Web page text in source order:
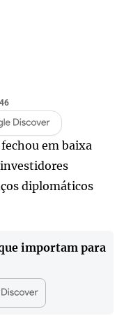
em baixa
diplomáticos
importam para